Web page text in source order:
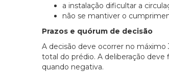
a instalação dificultar a
não se mantiver o
Prazos e quórum de decisão
A decisão deve ocorrer no máximo
total do prédio. A deliberação
quando negativa.